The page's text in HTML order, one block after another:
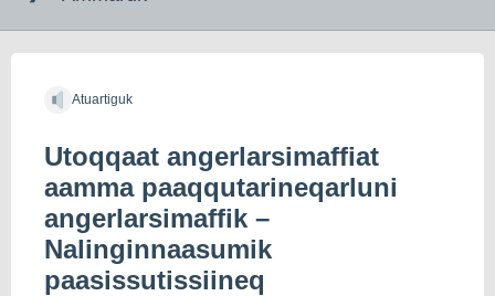
indholdet
Atuartiguk
Utoqqaat angerlarsimaffiat
aamma paaqqutarineqarluni
angerlarsimaffik –
Nalinginnaasumik
paasissutissiineq